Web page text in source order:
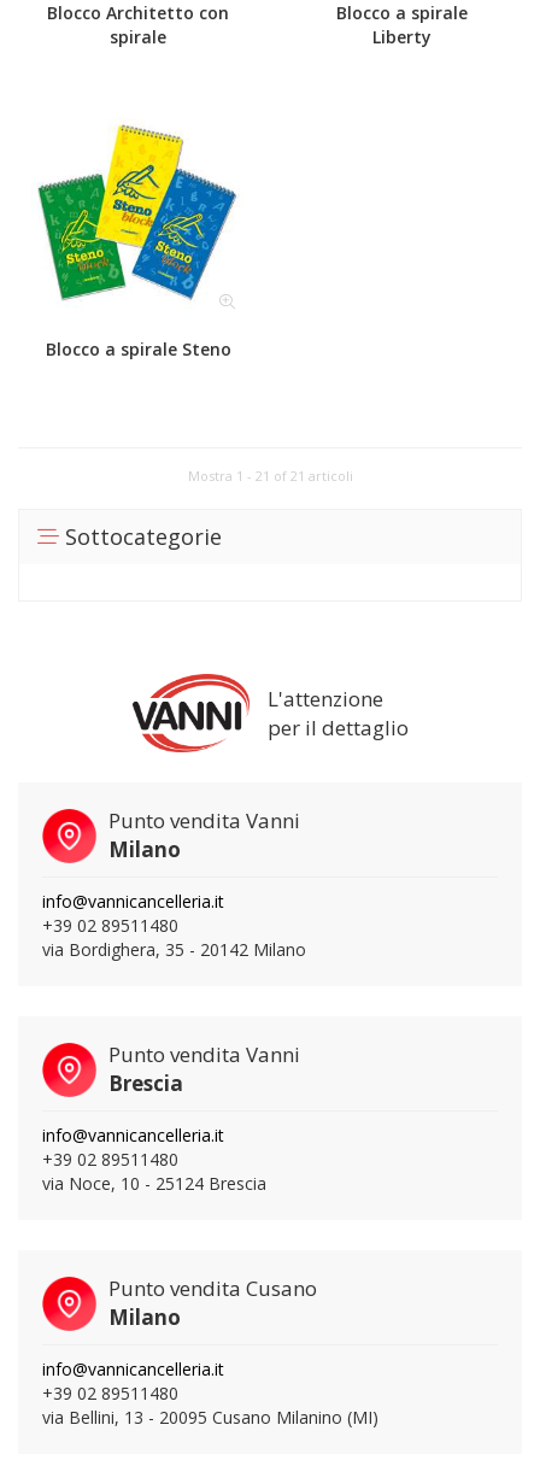
Blocco Architetto con
spirale
Blocco a spirale
Liberty
Blocco a spirale Steno
Mostra 1 - 21 of 21 articoli
Sottocategorie
L'attenzione
per il dettaglio
Punto vendita Vanni
Milano
info@vannicancelleria.it
+39 02 89511480
via Bordighera, 35 - 20142 Milano
Punto vendita Vanni
Brescia
info@vannicancelleria.it
+39 02 89511480
via Noce, 10 - 25124 Brescia
Punto vendita Cusano
Milano
info@vannicancelleria.it
+39 02 89511480
via Bellini, 13 - 20095 Cusano Milanino (MI)